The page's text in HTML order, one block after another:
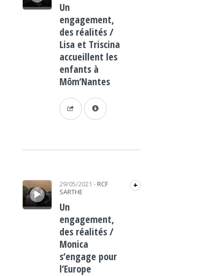
Un
engagement,
des réalités /
Lisa et Triscina
accueillent les
enfants à
Môm’Nantes
Lecteur audio 29/05/2021 - RCF
SARTHE
+
Un
engagement,
des réalités /
Monica
s’engage pour
l’Europe